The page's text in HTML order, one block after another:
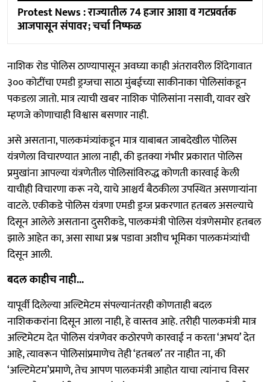
Protest News : राज्यातील 74 हजार आशा व गटप्रवर्तक
आजपासून संपावर; चर्चा निष्फळ
नाशिक रोड पोलिस ठाण्यापासून अवघ्या काही अंतरावरील शिंदेगावात
३०० कोटींचा एमडी ड्रग्ज‌चा साठा मुंबईच्या साकीनाका पोलिसांकडून
पकडला जातो. मात्र त्याची खबर नाशिक पोलिसांना नसावी, यावर खरे
म्हणजे कोणाचाही विश्वास बसणार नाही.
असे असताना, पालकमंत्र्यांकडून मात्र याबाबत जाबदेखील पोलिस
यंत्रणेला विचारण्यात आला नाही, की इतक्या गंभीर प्रकारात पोलिस
प्रमुखांना आपल्या यंत्रणेतील पोलिसांविरुद्ध कोणती कारवाई केली
याचीही विचारणा करू नये, याचे आश्चर्य बैठकीला उपस्थित असणाऱ्यांना
वाटले. एकीकडे पोलिस यंत्रणा एमडी ड्रग्ज‌ प्रकरणात हतबल असल्याचे
दिसून आलेले असताना दुसरीकडे, पालकमंत्री पोलिस यंत्रणेसमोर हतबल
झाले आहेत का, असा साधा प्रश्न पडावा अशीच भूमिका पालकमंत्र्यांची
दिसून आली.
बदल काहीच नाही...
यापूर्वी दिलेल्या अल्टिमेटम संपल्यानंतरही कोणताही बदल
नाशिककरांना दिसून आला नाही, हे वास्तव आहे. तरीही पालकमंत्री मात्र
अल्टिमेटम देत पोलिस यंत्रणेवर कठोरपणे कारवाई न करता ‘अभय’ देत
आहे, त्यावरून पोलिसांप्रमाणेच तेही ‘हतबल’ तर नाहीत ना, की
‘अल्टिमेटम’प्रमाणे, तेच आपण पालकमंत्री आहोत याचा त्यांनाच विसर